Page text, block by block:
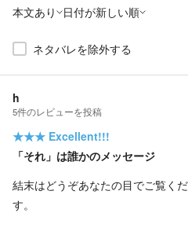
本文あり 日付が新しい順
ネタバレを除外する
h
5件のレビューを投稿
★★★ Excellent!!!
「それ」は誰かのメッセージ
結末はどうぞあなたの目でご覧く
す。